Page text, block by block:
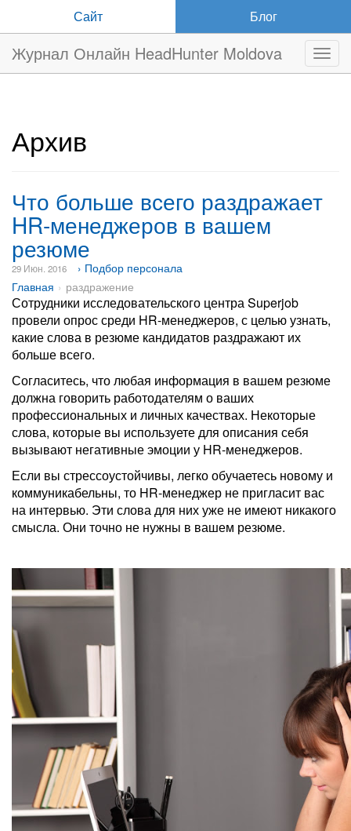
Сайт Блог
Журнал Онлайн HeadHunter Moldova
Архив
Что больше всего раздражает
HR-менеджеров в вашем
резюме
29 Июн. 2016
› Подбор персонала
Главная
раздражение
Сотрудники исследовательского центра Superjob
провели опрос среди HR-менеджеров, с целью узнать,
какие слова в резюме кандидатов раздражают их
больше всего.
Согласитесь, что любая информация в вашем резюме
должна говорить работодателям о ваших
профессиональных и личных качествах. Некоторые
слова, которые вы используете для описания себя
вызывают негативные эмоции у HR-менеджеров.
Если вы стрессоустойчивы, легко обучаетесь новому и
коммуникабельны, то HR-менеджер не пригласит вас
на интервью. Эти слова для них уже не имеют никакого
смысла. Они точно не нужны в вашем резюме.